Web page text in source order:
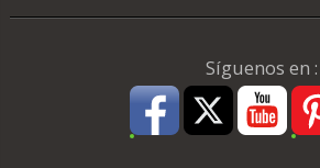
Síguenos en :